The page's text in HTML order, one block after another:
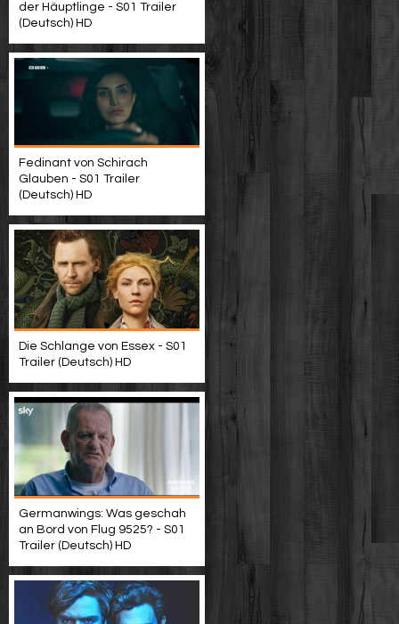
der Häuptlinge - S01 Trailer
(Deutsch) HD
Fedinant von Schirach
Glauben - S01 Trailer
(Deutsch) HD
Die Schlange von Essex - S01
Trailer (Deutsch) HD
Germanwings: Was geschah
an Bord von Flug 9525? - S01
Trailer (Deutsch) HD